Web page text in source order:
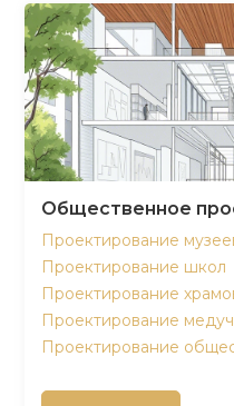
Общественное
Проектирование
Проектирование школ
Проектирование
Проектирование
Проектирование